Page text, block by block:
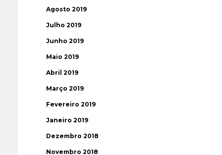
Agosto 2019
Julho 2019
Junho 2019
Maio 2019
Abril 2019
Março 2019
Fevereiro 2019
Janeiro 2019
Dezembro 2018
Novembro 2018